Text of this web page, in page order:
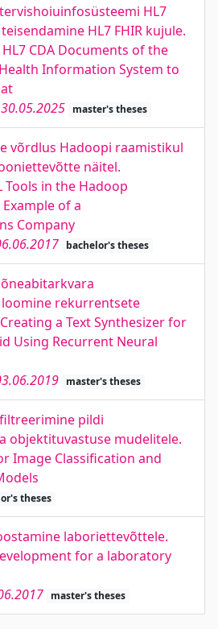
HL7
HL7 FHIR kujule.
CDA Documents of the
Information System to
30.05.2025 master's theses
võrdlus Hadoopi raamistikul
näitel.
Tools in the Hadoop
of a
Company
bachelor's theses
rekurrentsete
a Text Synthesizer for
Using Recurrent Neural
master's theses
pildi
objektituvastuse mudelitele.
Image Classification and
theses
laboriettevõttele.
for a laboratory
master's theses